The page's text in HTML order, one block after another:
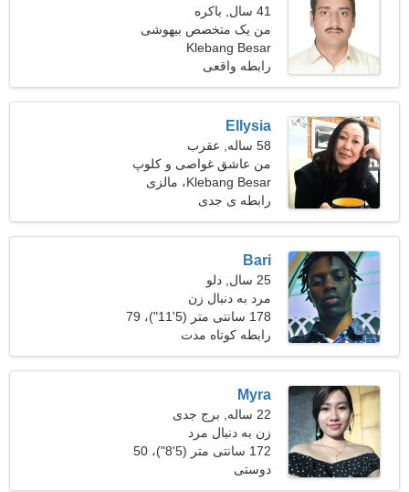
41 سال, باکره
من یک متخصص بیهوشی
هستم و به دنبال یک زن زیبا
هستم
Klebang Besar
رابطه واقعی
Ellysia
58 ساله, عقرب
من عاشق غواصی و کلوپ
های شبانه هستم
Klebang Besar، مالزی
رابطه ی جدی
Bari
25 سال, دلو
مرد به دنبال زن
178 سانتی متر (5'11")، 79
کیلوگرم (174 پوند)
رابطه کوتاه مدت
Myra
22 ساله, برج جدی
زن به دنبال مرد
172 سانتی متر (5'8")، 50
کیلوگرم (110 پوند)
دوستی